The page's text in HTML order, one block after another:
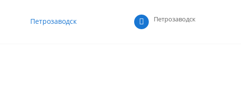
Петрозаводск Петрозаводск